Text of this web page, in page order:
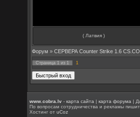
( Латвия )
Форум » СЕРВЕРА Counter Strike 1.6
Страница 1 из 1 1
www.cobra.lv -карта сайта |карта форума |
По вопросам сотрудничества и рекламы
Хостинг отuCoz